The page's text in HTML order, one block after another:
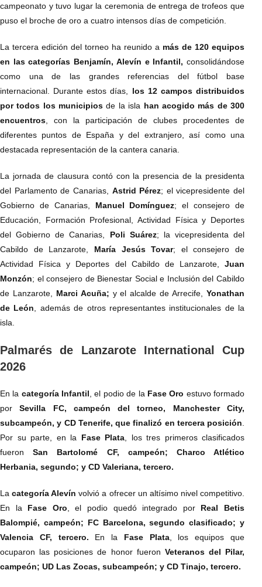
campeonato y tuvo lugar la ceremonia de entrega de trofeos que
puso el broche de oro a cuatro intensos días de competición.
La tercera edición del torneo ha reunido a más de 120 equipos
en las categorías Benjamín, Alevín e Infantil, consolidándose
como una de las grandes referencias del fútbol base
internacional. Durante estos días, los 12 campos distribuidos
por todos los municipiosde la isla han acogido más de 300
encuentros , con la participación de clubes procedentes de
diferentes puntos de España y del extranjero, así como una
destacada representación de la cantera canaria.
La jornada de clausura contó con la presencia de la presidenta
del Parlamento de Canarias, Astrid Pérez; el vicepresidente del
Gobierno de Canarias, Manuel Domínguez; el consejero de
Educación, Formación Profesional, Actividad Física y Deportes
del Gobierno de Canarias, Poli Suárez; la vicepresidenta del
Cabildo de Lanzarote, María Jesús Tovar; el consejero de
Actividad Física y Deportes del Cabildo de Lanzarote, Juan
Monzón; el consejero de Bienestar Social e Inclusión del Cabildo
de Lanzarote, Marci Acuña; y el alcalde de Arrecife,Yonathan
de León , además de otros representantes institucionales de la
isla.
Palmarés de Lanzarote International Cup
2026
En la categoría Infantil , el podio de la Fase Oro estuvo formado
porSevilla FC, campeón del torneo, Manchester City,
subcampeón, y CD Tenerife, que finalizó en tercera posición
Por su parte, en la Fase Plata , los tres primeros clasificados
fueronSan Bartolomé CF, campeón; Charco Atlético
Herbania, segundo; y CD Valeriana, tercero.
Lacategoría Alevín volvió a ofrecer un altísimo nivel competitivo.
En la Fase Oro , el podio quedó integrado por Real Betis
Balompié, campeón; FC Barcelona, segundo clasificado; y
Valencia CF, tercero. En la Fase Plata, los equipos que
ocuparon las posiciones de honor fueron Veteranos del Pilar,
campeón; UD Las Zocas, subcampeón; y CD Tinajo, tercero.